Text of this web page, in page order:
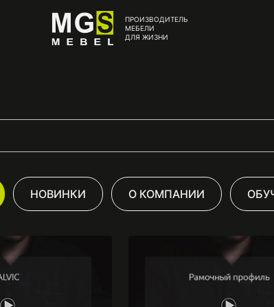
ПРОИЗВОДИТЕЛЬ
МЕБЕЛИ
ДЛЯ ЖИЗНИ
НОВИНКИ О КОМПАНИИ